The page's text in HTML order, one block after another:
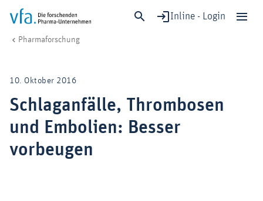
Inline - Login
Forschung & Entwicklung
Gesundheit & Versorgung
Wirtschaft & Standort
Digitalisierung & KI
Verband & Mitglieder
Pharmaforschung
10. Oktober 2016
Schlaganfälle, Thrombosen
und Embolien: Besser
vorbeugen